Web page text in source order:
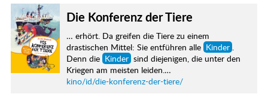
Die Konferenz der Tiere
… erhört. Da greifen die Tiere zu einem
drastischen Mittel: Sie entführen alle Kinder .
Denn die Kinder sind diejenigen, die unter den
Kriegen am meisten leiden.…
kino/id/die-konferenz-der-tiere/